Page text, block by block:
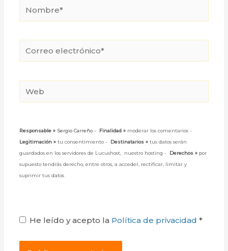
Nombre*
electrónico*
Responsable » Sergio Carreño - Finalidad » moderar los comentarios -
Legitimación »tu consentimiento - Destinatarios »tus datos serán
guardados en los servidores de Lucushost, nuestro hosting - Derechos » por
supuesto tendrás derecho, entre otros, a acceder, rectificar, limitar y
suprimir tus datos
He leído y acepto la Política de privacidad*